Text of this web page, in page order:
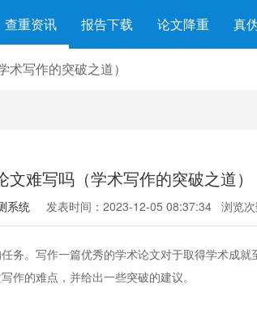
查重资讯 报告下载 论文降重 真
写作的突破之道）
文难写吗（学术写作的突破之道）
系统 发表时间：2023-12-05 08:37:34 浏览
务。写作一篇优秀的学术论文对于取得学术成
作的难点，并给出一些突破的建议。